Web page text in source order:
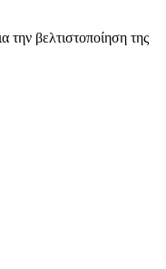
την βελτιστοποίηση της